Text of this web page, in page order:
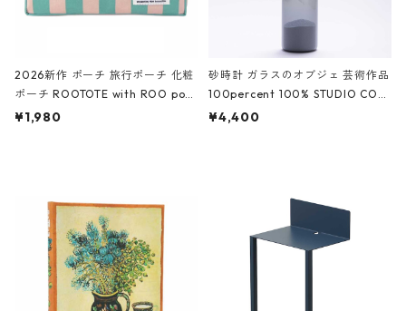
2026新作 ポーチ 旅行ポーチ 化粧
ポーチ ROOTOTE with ROO pou
ch 3532 ルートート WR.ポーチ.ラ
¥1,980
砂時計 ガラスのオブジェ 芸術作品
100percent 100% STUDIO COH
AKU Timeless 100パーセント ス
¥4,400